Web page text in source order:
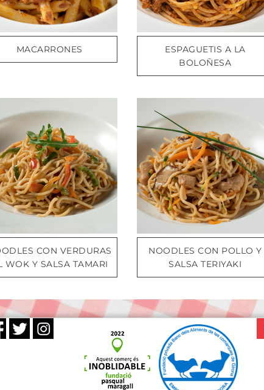
MACARRONES
ESPAGUETIS A LA
BOLOÑESA
CON VERDURAS
WOK Y SALSA TAMARI
NOODLES CON POLLO Y
SALSA TERIYAKI